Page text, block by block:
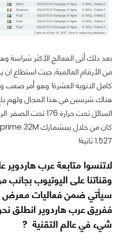
كامل الانوية العشرة! وهو أمر صعب
هناك شرسين في هذا المجال ولهم
السائل تحت حرارة
1.527 ثانية!
لاتنسوا متابعة عرب هاردوير
وقناتنا على اليوتيوب
ففريق عرب هاردوير انطلق
شيء في عالم التقنية ?